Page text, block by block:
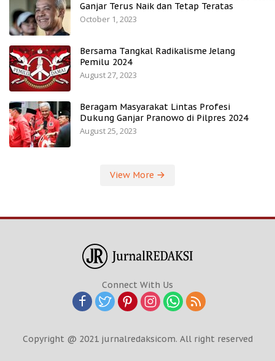
Ganjar Terus Naik dan Tetap Teratas
October 1, 2023
Bersama Tangkal Radikalisme Jelang
Pemilu 2024
August 27, 2023
Beragam Masyarakat Lintas Profesi
Dukung Ganjar Pranowo di Pilpres 2024
August 25, 2023
View More
Connect With Us
Copyright @ 2021 jurnalredaksicom. All right reserved